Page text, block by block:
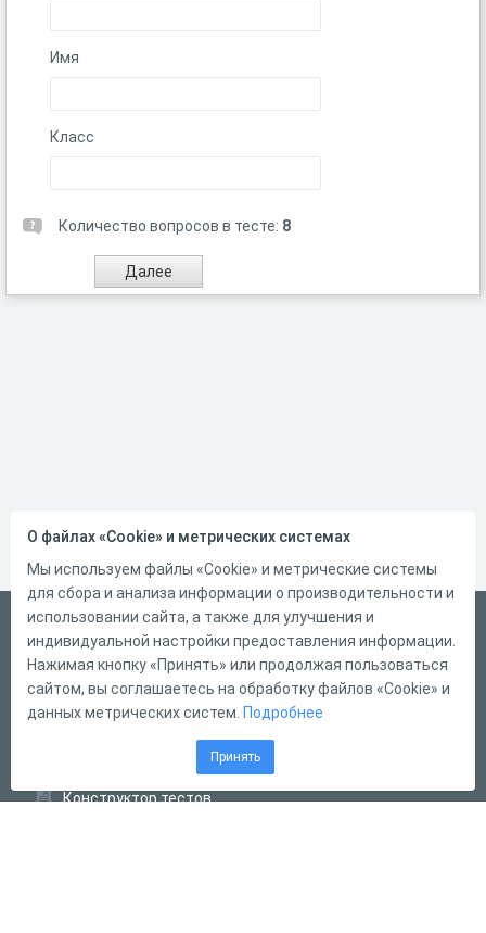
Имя
Класс
Количество вопросов в тесте: 8
Русский
Справка
Форма обратной связи
Конструктор тестов
О файлах «Cookie» и метрических системах
Мы используем файлы «Cookie» и метрические системы
для сбора и анализа информации о производительности и
использовании сайта, а также для улучшения и
индивидуальной настройки предоставления информации.
Нажимая кнопку «Принять» или продолжая пользоваться
сайтом, вы соглашаетесь на обработку файлов «Cookie» и
данных метрических систем. Подробнее
Принять